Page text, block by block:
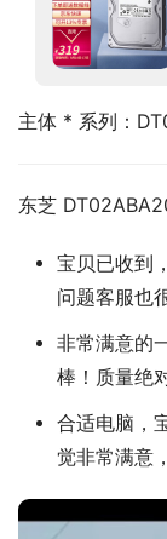
主体 * 系列：
东芝
宝贝已收到
问题客服也
非常满意的
棒！质量绝
合适电脑，
觉非常满意